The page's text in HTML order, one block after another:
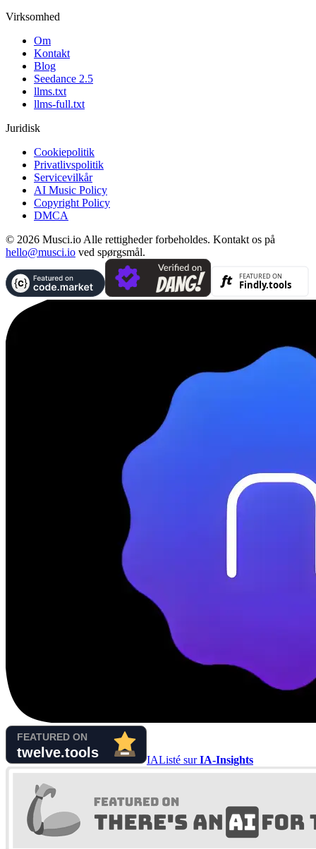
Virksomhed
Om
Kontakt
Blog
Seedance 2.5
llms.txt
llms-full.txt
Juridisk
Cookiepolitik
Privatlivspolitik
Servicevilkår
AI Music Policy
Copyright Policy
DMCA
© 2026 Musci.io Alle rettigheder forbeholdes. Kontakt os på
hello@musci.io ved spørgsmål.
IAListé surIA-Insights